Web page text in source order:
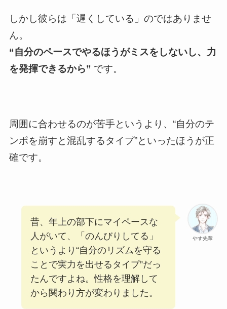
しかし彼らは「遅くしている」のではありませ
ん。
“自分のペースでやるほうがミスをしないし、力
を発揮できるから” です。
周囲に合わせるのが苦手というより、“自分のテ
ンポを崩すと混乱するタイプ”といったほうが正
確です。
やす先輩
昔、年上の部下にマイペースな
人がいて、「のんびりしてる」
というより“自分のリズムを守る
ことで実力を出せるタイプ”だっ
たんですよね。性格を理解して
から関わり方が変わりました。